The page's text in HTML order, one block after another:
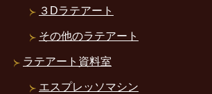
３Dラテアート
その他のラテアート
ラテアート資料室
エスプレッソマシン